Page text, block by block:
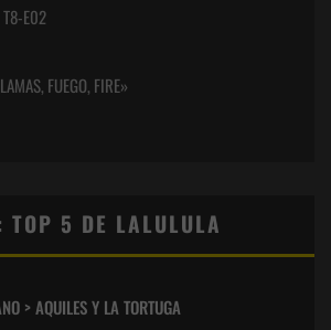
T8-E02
FUEGO, FIRE»
TOP 5 DE LALULULA
> AQUILES Y LA TORTUGA